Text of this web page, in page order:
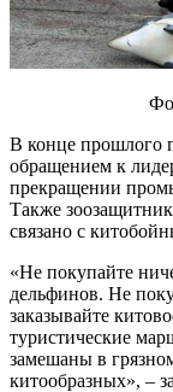
В конце прошлого
обращением к
прекращении
Также
связано с
«Не покупайте
дельфинов. Не
заказывайте
туристические
замешаны в
китообразных», –